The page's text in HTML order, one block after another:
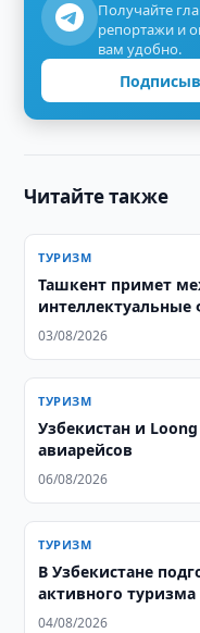
Получайте
репортажи и
вам удобно.
Читайте также
ТУРИЗМ
Ташкент примет
03/08/2026
ТУРИЗМ
Узбекистан и
авиарейсов
06/08/2026
ТУРИЗМ
В Узбекистане
активного туризма
04/08/2026